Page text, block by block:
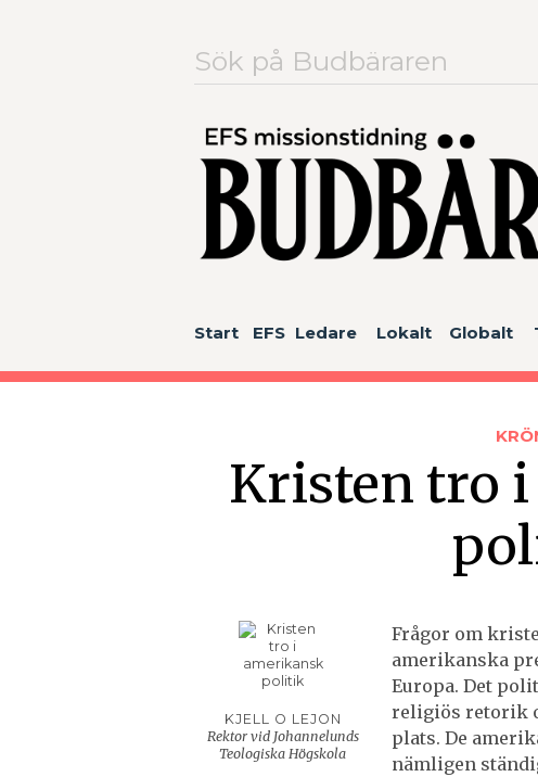
Sök
efter:
Start EFS Ledare Lokalt Globalt
Kristen tro
KJELL O LEJON
Rektor vid Johannelunds
Teologiska Högskola
Frågor om
amerikanska
Europa. Det
religiös retorik
plats. De
nämligen